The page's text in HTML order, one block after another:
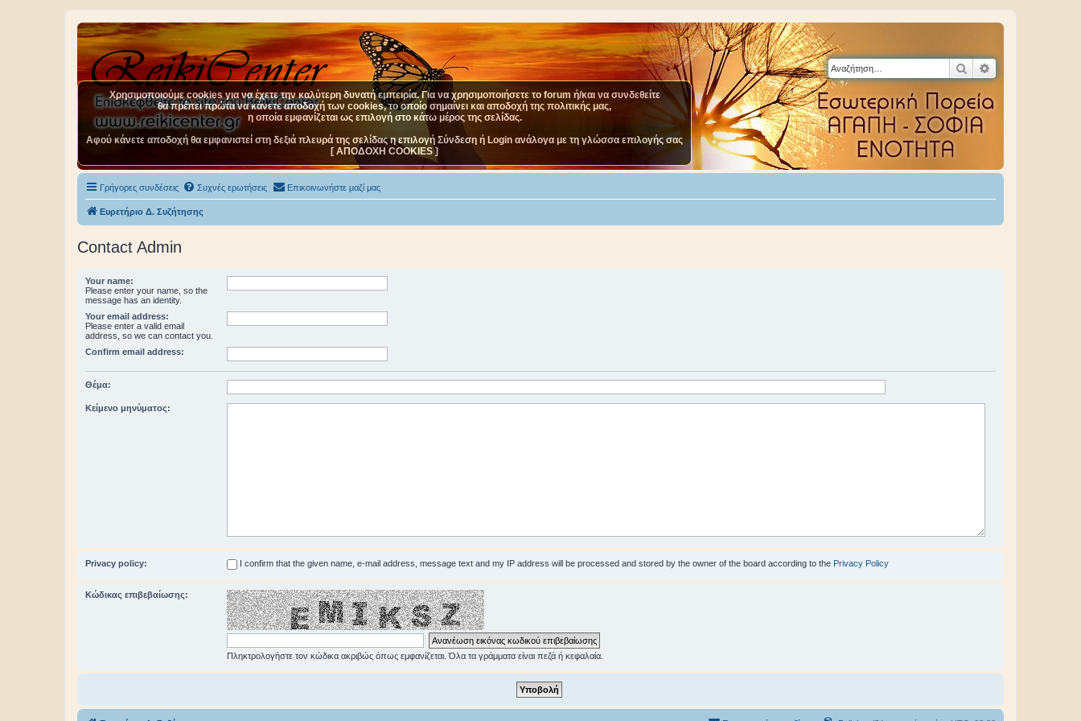
Αναζήτηση
Γρήγορες συνδέσεις Συχνές ερωτήσεις Επικοινωνήστε μαζί μας
Ευρετήριο Δ. Συζήτησης
Contact Admin
Your name:
Please enter your name, so the
message has an identity.
Your email address:
Please enter a valid email
address, so we can contact you.
Confirm email address:
Θέμα:
Κείμενο μηνύματος:
Privacy policy: I confirm that the given name, e-mail address, message text and my IP address will be processed and stored by the owner of the board according to the Privacy Policy
Κώδικας επιβεβαίωσης:
Πληκτρολογήστε τον κώδικα ακριβώς όπως εμφανίζεται. Όλα τα γράμματα είναι πεζά ή κεφαλαία.
Χρησιμοποιούμε cookies για να έχετε την καλύτερη δυνατή εμπειρία. Για να χρησιμοποιήσετε το forum ή/και να συνδεθείτε
θα πρέπει πρώτα να κάνετε αποδοχή των cookies, το οποίο σημαίνει και αποδοχή της πολιτικής μας,
η οποία εμφανίζεται ως επιλογή στο κάτω μέρος της σελίδας.
Αφού κάνετε αποδοχή θα εμφανιστεί στη δεξιά πλευρά της σελίδας η επιλογή Σύνδεση ή Login ανάλογα με τη γλώσσα επιλογής σας
[ ΑΠΟΔΟΧΗ COOKIES ]